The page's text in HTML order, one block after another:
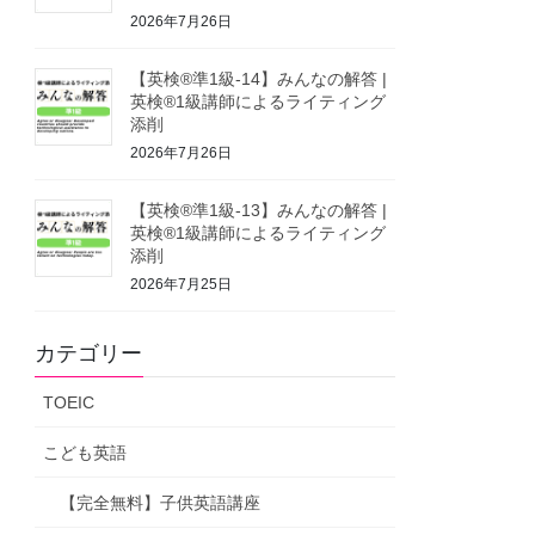
2026年7月26日
【英検®準1級-14】みんなの解答 |
英検®1級講師によるライティング
添削
2026年7月26日
【英検®準1級-13】みんなの解答 |
英検®1級講師によるライティング
添削
2026年7月25日
カテゴリー
TOEIC
こども英語
【完全無料】子供英語講座